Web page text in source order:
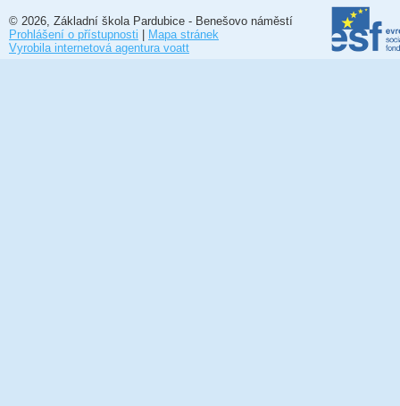
© 2026, Základní škola Pardubice - Benešovo náměstí
Prohlášení o přístupnosti | Mapa stránek
Vyrobila internetová agentura voatt